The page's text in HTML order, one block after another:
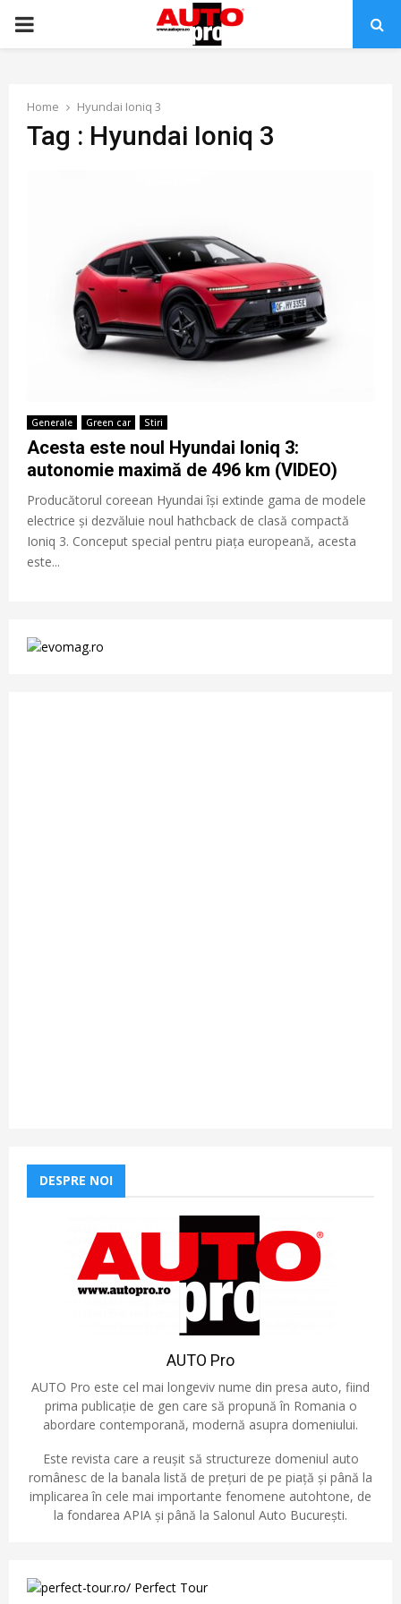
PRIMARY
Home Hyundai Ioniq 3
Tag : Hyundai Ioniq 3
Generale Green car Stiri
Acesta este noul Hyundai Ioniq 3:
autonomie maximă de 496 km (VIDEO)
Producătorul coreean Hyundai își extinde gama de modele
electrice și dezvăluie noul hathcback de clasă compactă
Ioniq 3. Conceput special pentru piața europeană, acesta
este...
DESPRE NOI
AUTO Pro
AUTO Pro este cel mai longeviv nume din presa auto, fiind
prima publicație de gen care să propună în Romania o
abordare contemporană, modernă asupra domeniului.
Este revista care a reușit să structureze domeniul auto
românesc de la banala listă de prețuri de pe piață și până la
implicarea în cele mai importante fenomene autohtone, de
la fondarea APIA și până la Salonul Auto București.